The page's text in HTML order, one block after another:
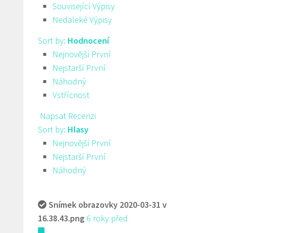
Související Výpisy
Nedaleké Výpisy
Sort by: Hodnocení
Nejnovější První
Nejstarší První
Náhodný
Vstřícnost
Napsat Recenzi
Sort by: Hlasy
Nejnovější První
Nejstarší První
Náhodný
Snímek obrazovky 2020-03-31 v
16.38.43.png 6 roky před